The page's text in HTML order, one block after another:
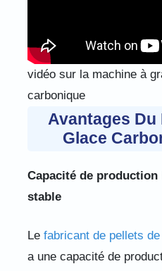
vidéo sur la machine à
carbonique
Avantages Du
Glace
Capacité de
stable
Le fabricant de pellets
a une capacité de